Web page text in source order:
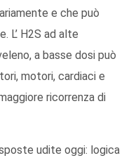
e che può
L’ H2S ad alte
a basse dosi può
motori, cardiaci e
ricorrenza di
udite oggi: logica